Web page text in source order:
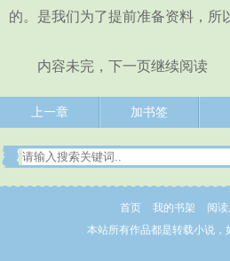
的。是我们为了提前准备资料，所
内容未完，下一页继续阅读
上一章 加书签
首页 我的书架 阅读
本站所有作品都是转载小说，